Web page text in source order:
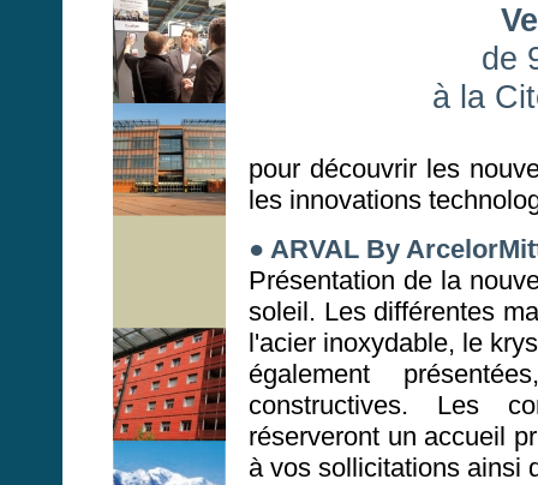
de
à la
pour découvrir les
les innovations
● ARVAL By
Présentation de la
soleil. Les différentes
l'acier inoxydable, le
également
constructives. Les
réserveront un accueil
à vos sollicitations ainsi